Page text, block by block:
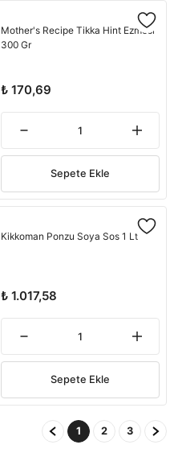
Mother's Recipe Tikka Hint Ezmesi
300 Gr
₺ 170,69
Sepete Ekle
Kikkoman Ponzu Soya Sos 1 Lt
₺ 1.017,58
Sepete Ekle
1 2 3